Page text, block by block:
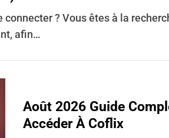
? Vous êtes à la
afin…
Août 2026 Guide
Accéder À Coflix